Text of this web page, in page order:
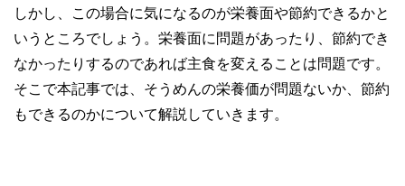
しかし、この場合に気になるのが栄養面や節約できるかと
いうところでしょう。栄養面に問題があったり、節約でき
なかったりするのであれば主食を変えることは問題です。
そこで本記事では、そうめんの栄養価が問題ないか、節約
もできるのかについて解説していきます。